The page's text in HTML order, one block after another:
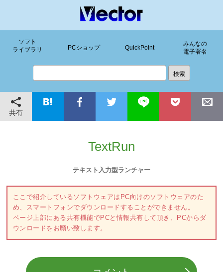
ソフト
ライブラリ
PCショップ QuickPoint
みんなの
電子署名
共有
TextRun
テキスト入力型ランチャー
ここで紹介しているソフトウェアはPC向けのソフトウェアのた
め、スマートフォンでダウンロードすることができません。
ページ上部にある共有機能でPCと情報共有して頂き、PCからダ
ウンロードをお願い致します。